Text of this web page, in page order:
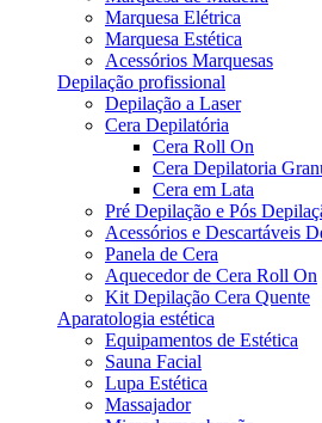
Marquesa Elétrica
Marquesa Estética
Acessórios Marquesas
Depilação profissional
Depilação a Laser
Cera Depilatória
Cera Roll On
Cera Depilatoria
Cera em Lata
Pré Depilação e Pós
Acessórios e Descartáveis
Panela de Cera
Aquecedor de Cera Roll On
Kit Depilação Cera Quente
Aparatologia estética
Equipamentos de Estética
Sauna Facial
Lupa Estética
Massajador